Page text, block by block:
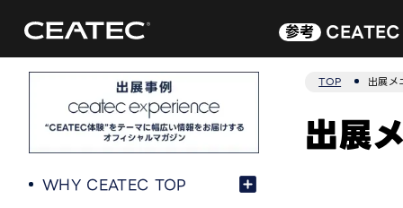
参考
WHY CEATEC TOP
TOP 出展メ
出展